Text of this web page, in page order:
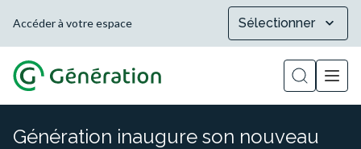
Accéder à votre espace Sélectionner
Afficher la
Génération inaugure son nouveau